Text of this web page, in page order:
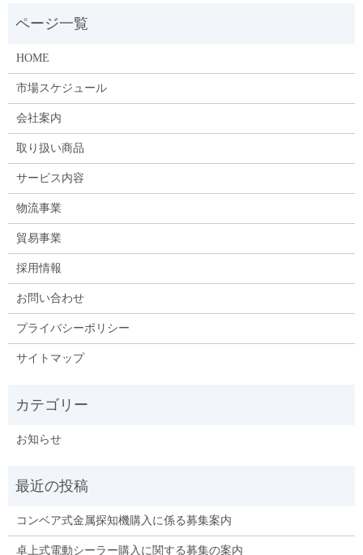
HOME
市場スケジュール
会社案内
取り扱い商品
サービス内容
物流事業
貿易事業
採用情報
お問い合わせ
プライバシーポリシー
サイトマップ
お知らせ
コンベア式金属探知機購入に係る募集案内
卓上式電動シーラー購入に関する募集の案内